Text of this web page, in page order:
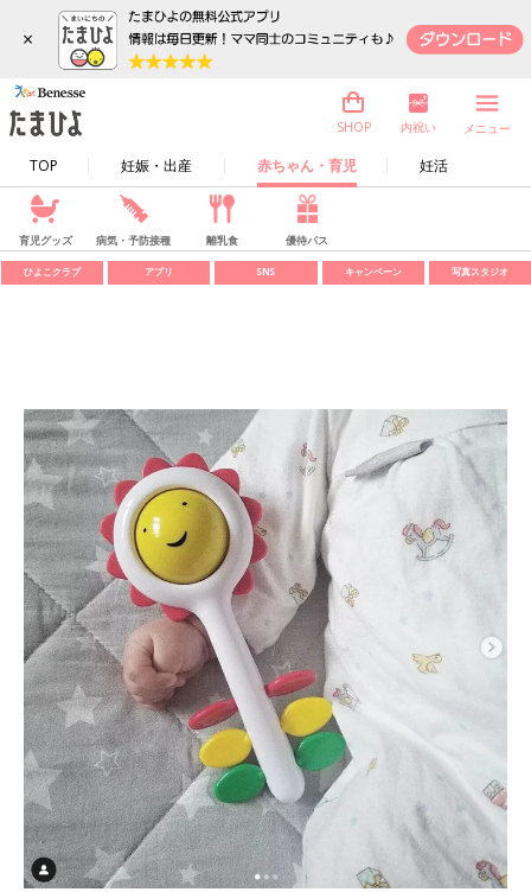
×
TOP 妊娠・出産 赤ちゃん・育児 妊活
SHOP 内祝い メニュー
育児グッズ 病気・予防接種 離乳食 優待パス
ひよこクラブ アプリ SNS キャンペーン 写真スタジオ